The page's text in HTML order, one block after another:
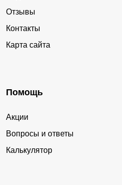
Отзывы
Контакты
Карта сайта
Помощь
Акции
Вопросы и ответы
Калькулятор